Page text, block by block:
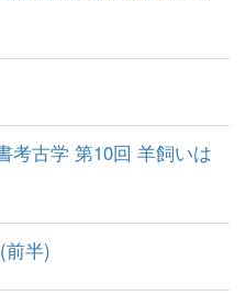
古学 第10回 羊飼いは
前半)